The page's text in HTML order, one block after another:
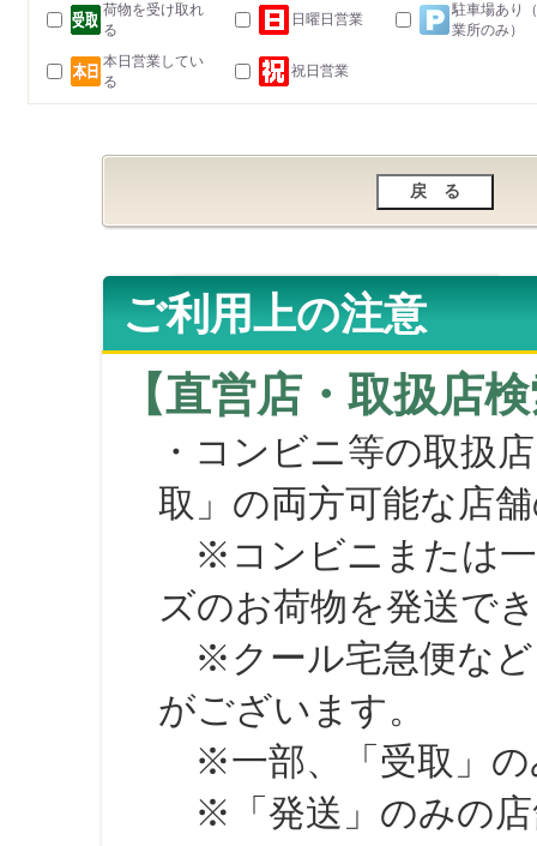
荷物を受け取れ
る
日曜日営業
駐車場あり
業所のみ）
本日営業してい
る
祝日営業
ご利用上の注意
【直営店・取扱店
・コンビニ等の取扱
取」の両方可能な店
※コンビニまたは一
ズのお荷物を発送で
※クール宅急便など
がございます。
※一部、「受取」の
※「発送」のみの店